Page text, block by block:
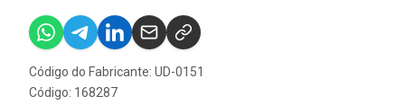
Código do Fabricante: UD-0151
Código: 168287